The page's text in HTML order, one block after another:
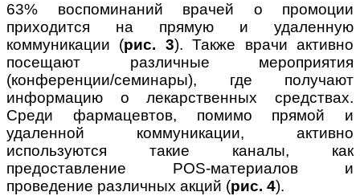
63% воспоминаний врачей о промоции
приходится на прямую и удаленную
коммуникации (рис. 3). Также врачи активно
посещают различные мероприятия
(конференции/семинары), где получают
информацию о лекарственных средствах.
Среди фармацевтов, помимо прямой и
удаленной коммуникации, активно
используются такие каналы, как
предоставление POS-материалов и
проведение различных акций (рис. 4).